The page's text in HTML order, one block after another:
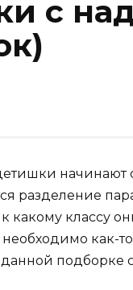
с
начинают
разделение
какому классу
как-
данной подборке